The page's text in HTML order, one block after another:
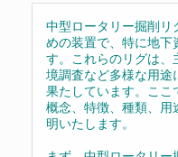
中型ロータリー掘削
めの装置で、特に地下
す。これらのリグは
境調査など多様な用
果たしています。こ
概念、特徴、種類、
明いたします。